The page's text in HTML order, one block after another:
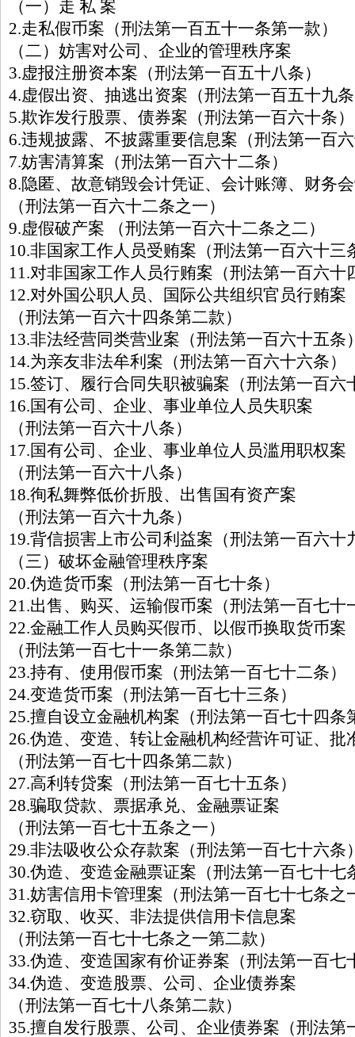
（一）走 私 案
2.走私假币案（刑法第一百五十一条第一款）
（二）妨害对公司、企业的管理秩序案
3.虚报注册资本案（刑法第一百五十八条）
4.虚假出资、抽逃出资案（刑法第一百五十九
5.欺诈发行股票、债券案（刑法第一百六十条）
6.违规披露、不披露重要信息案（刑法第一百
7.妨害清算案（刑法第一百六十二条）
8.隐匿、故意销毁会计凭证、会计账簿、财务
（刑法第一百六十二条之一）
9.虚假破产案 （刑法第一百六十二条之二）
10.非国家工作人员受贿案（刑法第一百六十三
11.对非国家工作人员行贿案（刑法第一百六十
12.对外国公职人员、国际公共组织官员行贿案
（刑法第一百六十四条第二款）
13.非法经营同类营业案（刑法第一百六十五条
14.为亲友非法牟利案（刑法第一百六十六条）
15.签订、履行合同失职被骗案（刑法第一百六
16.国有公司、企业、事业单位人员失职案
（刑法第一百六十八条）
17.国有公司、企业、事业单位人员滥用职权案
（刑法第一百六十八条）
18.徇私舞弊低价折股、出售国有资产案
（刑法第一百六十九条）
19.背信损害上市公司利益案（刑法第一百六十
（三）破坏金融管理秩序案
20.伪造货币案（刑法第一百七十条）
21.出售、购买、运输假币案（刑法第一百七十
22.金融工作人员购买假币、以假币换取货币案
（刑法第一百七十一条第二款）
23.持有、使用假币案（刑法第一百七十二条）
24.变造货币案（刑法第一百七十三条）
25.擅自设立金融机构案（刑法第一百七十四条
26.伪造、变造、转让金融机构经营许可证、批
（刑法第一百七十四条第二款）
27.高利转贷案（刑法第一百七十五条）
28.骗取贷款、票据承兑、金融票证案
（刑法第一百七十五条之一）
29.非法吸收公众存款案（刑法第一百七十六条
30.伪造、变造金融票证案（刑法第一百七十七
31.妨害信用卡管理案（刑法第一百七十七条之
32.窃取、收买、非法提供信用卡信息案
（刑法第一百七十七条之一第二款）
33.伪造、变造国家有价证券案（刑法第一百七
34.伪造、变造股票、公司、企业债券案
（刑法第一百七十八条第二款）
35.擅自发行股票、公司、企业债券案（刑法第